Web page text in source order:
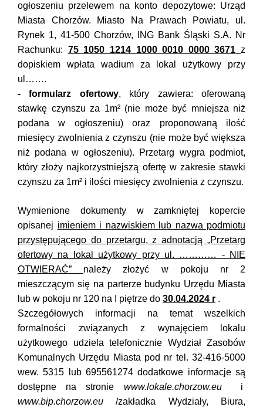
ogłoszeniu przelewem na konto depozytowe: Urząd
Miasta Chorzów. Miasto Na Prawach Powiatu, ul.
Rynek 1, 41-500 Chorzów, ING Bank Śląski S.A. Nr
Rachunku: 75 1050 1214 1000 0010 0000 3671 z
dopiskiem wpłata wadium za lokal użytkowy przy
ul…….
-formularz ofertowy, który zawiera: oferowaną
stawkę czynszu za 1m² (nie może być mniejsza niż
podana w ogłoszeniu) oraz proponowaną ilość
miesięcy zwolnienia z czynszu (nie może być większa
niż podana w ogłoszeniu). Przetarg wygra podmiot,
który złoży najkorzystniejszą ofertę w zakresie stawki
czynszu za 1m² i ilości miesięcy zwolnienia z czynszu.
Wymienione dokumenty w zamkniętej kopercie
opisanej imieniem i nazwiskiem lub nazwa podmiotu
przystępującego do przetargu, z adnotacją „Przetarg
ofertowy na lokal użytkowy przy ul. ………… - NIE
OTWIERAĆ” należy złożyć w pokoju nr 2
mieszczącym się na parterze budynku Urzędu Miasta
lub w pokoju nr 120 na I piętrze do 30.04.2024 r .
Szczegółowych informacji na temat wszelkich
formalności związanych z wynajęciem lokalu
użytkowego udziela telefonicznie Wydział Zasobów
Komunalnych Urzędu Miasta pod nr tel. 32-416-5000
wew. 5315 lub 695561274 dodatkowe informacje są
dostępne na stronie www.lokale.chorzow.eui
www.bip.chorzow.eu /zakładka Wydziały, Biura,